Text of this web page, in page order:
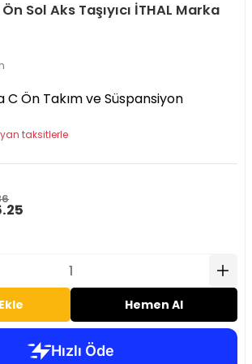
Sol Aks Taşıyıcı İTHAL Marka
Ön Takım ve Süspansiyon
taksitlerle
Hemen Al